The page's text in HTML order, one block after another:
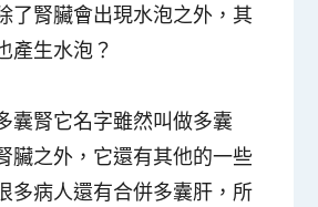
了腎臟會出現水泡之外，其
產生水泡？
囊腎它名字雖然叫做多囊
臟之外，它還有其他的一些
多病人還有合併多囊肝，所